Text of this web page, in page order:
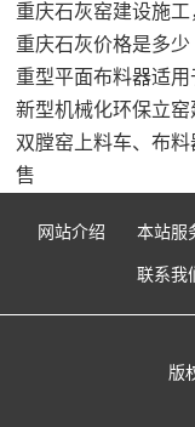
重庆石灰窑建设施工
重庆石灰价格是多少
重型平面布料器适
新型机械化环保立
双膛窑上料车、布
售
网站介绍 本站服
联系我
版